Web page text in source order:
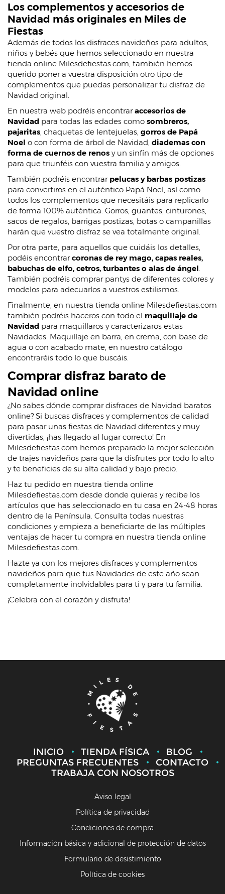
Los complementos y accesorios de
Navidad más originales en Miles de
Fiestas
Además de todos los disfraces navideños para adultos,
niños y bebés que hemos seleccionado en nuestra
tienda online Milesdefiestas.com, también hemos
querido poner a vuestra disposición otro tipo de
complementos que puedas personalizar tu disfraz de
Navidad original.
En nuestra web podréis encontraraccesorios de
Navidad para todas las edades como sombreros,
pajaritas, chaquetas de lentejuelas, gorros de Papá
Noel o con forma de árbol de Navidad, diademas con
forma de cuernos de renos y un sinfín más de opciones
para que triunféis con vuestra familia y amigos.
También podréis encontrar pelucas y barbas postizas
para convertiros en el auténtico Papá Noel, así como
todos los complementos que necesitáis para replicarlo
de forma 100% auténtica. Gorros, guantes, cinturones,
sacos de regalos, barrigas postizas, botas o campanillas
harán que vuestro disfraz se vea totalmente original.
Por otra parte, para aquellos que cuidáis los detalles,
podéis encontrarcoronas de rey mago, capas reales,
babuchas de elfo, cetros, turbantes o alas de ángel.
También podréis comprar pantys de diferentes colores y
modelos para adecuarlos a vuestros estilismos.
Finalmente, en nuestra tienda online Milesdefiestas.com
también podréis haceros con todo el maquillaje de
Navidad para maquillaros y caracterizaros estas
Navidades. Maquillaje en barra, en crema, con base de
agua o con acabado mate, en nuestro catálogo
encontraréis todo lo que buscáis.
Comprar disfraz barato de
Navidad online
¿No sabes dónde comprar disfraces de Navidad baratos
online? Si buscas disfraces y complementos de calidad
para pasar unas fiestas de Navidad diferentes y muy
divertidas, ¡has llegado al lugar correcto! En
Milesdefiestas.com hemos preparado la mejor selección
de trajes navideños para que la disfrutes por todo lo alto
y te beneficies de su alta calidad y bajo precio.
Haz tu pedido en nuestra tienda online
Milesdefiestas.com desde donde quieras y recibe los
artículos que has seleccionado en tu casa en 24-48 horas
dentro de la Península. Consulta todas nuestras
condiciones y empieza a beneficiarte de las múltiples
ventajas de hacer tu compra en nuestra tienda online
Milesdefiestas.com.
Hazte ya con los mejores disfraces y complementos
navideños para que tus Navidades de este año sean
completamente inolvidables para ti y para tu familia.
¡Celebra con el corazón y disfruta!
INICIO TIENDA FÍSICA
BLOG
PREGUNTAS FRECUENTES
CONTACTO
TRABAJA CON NOSOTROS
Aviso legal
Política de privacidad
Condiciones de compra
Información básica y adicional de protección de datos
Formulario de desistimiento
Política de cookies